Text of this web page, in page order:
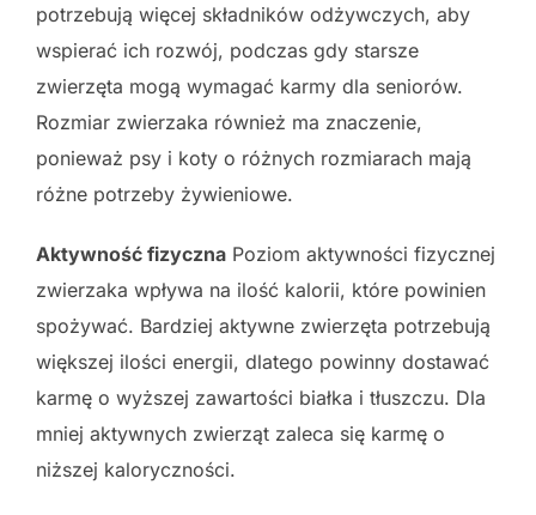
potrzebują więcej składników odżywczych, aby
wspierać ich rozwój, podczas gdy starsze
zwierzęta mogą wymagać karmy dla seniorów.
Rozmiar zwierzaka również ma znaczenie,
ponieważ psy i koty o różnych rozmiarach mają
różne potrzeby żywieniowe.
Aktywność fizyczna Poziom aktywności fizycznej
zwierzaka wpływa na ilość kalorii, które powinien
spożywać. Bardziej aktywne zwierzęta potrzebują
większej ilości energii, dlatego powinny dostawać
karmę o wyższej zawartości białka i tłuszczu. Dla
mniej aktywnych zwierząt zaleca się karmę o
niższej kaloryczności.